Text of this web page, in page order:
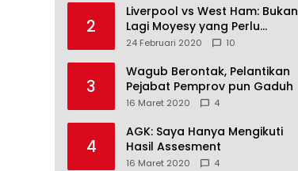
2
Liverpool vs West Ham: Bukan
Lagi Moyesy yang Perlu
Ditakuti
24 Februari 2020 10
3
Wagub Berontak, Pelantikan
Pejabat Pemprov pun Gaduh
16 Maret 2020 4
4
AGK: Saya Hanya Mengikuti
Hasil Assesment
16 Maret 2020 4